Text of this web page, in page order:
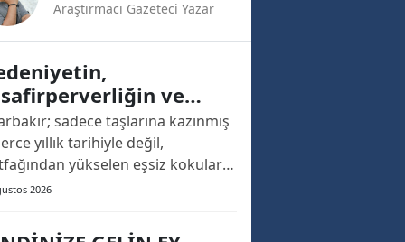
Araştırmacı Gazeteci Yazar
ve
Tadının Başkenti:
sadece taşlarına kazınmış
yıllık tarihiyle değil,
yükselen eşsiz kokuları
nesile aktarılan
ve Türkiye’nin
2026